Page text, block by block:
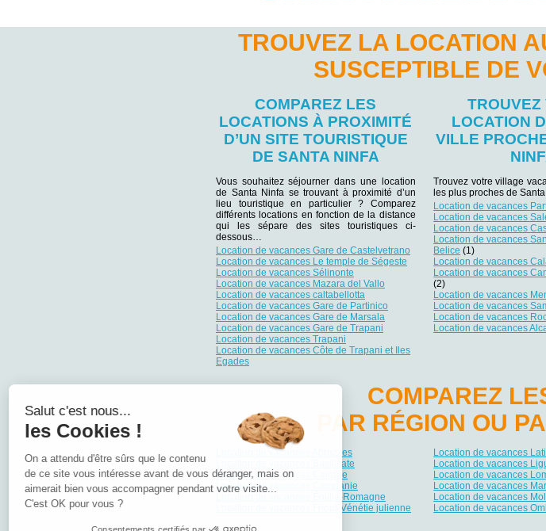
TROUVEZ LA LOCATION
SUSCEPTIBLE DE
COMPAREZ LES
LOCATIONS À PROXIMITÉ
D’UN SITE TOURISTIQUE
DE SANTA NINFA
Vous souhaitez séjourner dans une location
de Santa Ninfa se trouvant à proximité d’un
lieu touristique en particulier ? Comparez
différents locations en fonction de la distance
qui les sépare des sites touristiques ci-
dessous…
Location de vacances Gare de Castelvetrano
Location de vacances Le temple de Ségeste
Location de vacances Sélinonte
Location de vacances Mazara del Vallo
Location de vacances caltabellotta
Location de vacances Gare de Partinico
Location de vacances Gare de Marsala
Location de vacances Gare de Trapani
Location de vacances Trapani
Location de vacances Côte de Trapani et Iles
Egades
TROUVEZ
LOCATION
VILLE
Trouvez votre village
les plus proches de
Location de vacances
Location de vacances
Location de vacances
Location de vacances
Belice (1)
Location de vacances
Location de vacances
(2)
Location de vacances
Location de vacances
Location de vacances
Location de vacances
COMPAREZ
PAR RÉGION OU
Location de vacances Abruzzes
Location de vacances Basilicate
Location de vacances Calabre
Location de vacances Campanie
Location de vacances Émilie-Romagne
Location de vacances Frioul-Vénétie julienne
Location de vacances
Location de vacances
Location de vacances
Location de vacances
Location de vacances
Location de vacances
Salut c'est nous...
les Cookies !
On a attendu d'être sûrs que le contenu
de ce site vous intéresse avant de vous déranger, mais on
aimerait bien vous accompagner pendant votre visite...
C'est OK pour vous ?
Consentements certifiés par